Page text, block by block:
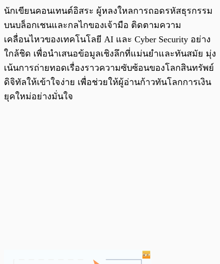
นักเขียนคอนเทนต์อิสระ ผู้หลงใหลการถอดรหัสธุรกรรม
บนบล็อกเชนและกลไกของเจ้ามือ ติดตามความ
เคลื่อนไหวของเทคโนโลยี AI และ Cyber Security อย่าง
ใกล้ชิด เพื่อนำเสนอข้อมูลเชิงลึกที่แม่นยำและทันสมัย มุ่ง
เน้นการถ่ายทอดเรื่องราวความซับซ้อนของโลกสินทรัพย์
ดิจิทัลให้เข้าใจง่าย เพื่อช่วยให้ผู้อ่านก้าวทันโลกการเงิน
ยุคใหม่อย่างมั่นใจ